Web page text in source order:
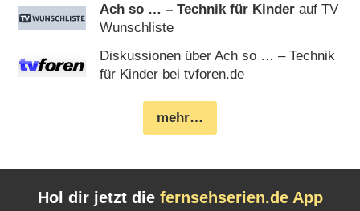
Ach so … – Technik für Kinder auf TV
Wunschliste
Diskussionen über Ach so … – Technik
für Kinder bei tvforen.de
mehr…
Hol dir jetzt die fernsehserien.de App